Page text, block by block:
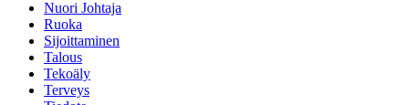
Nuori Johtaja
Ruoka
Sijoittaminen
Talous
Tekoäly
Terveys